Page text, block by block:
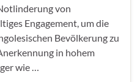
von
Engagement, um die
Bevölkerung zu
in hohem
wie …